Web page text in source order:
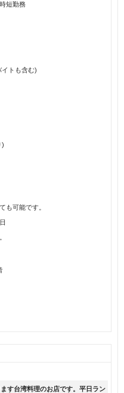
短勤務
トも含む)
)
も可能です。
す台湾料理のお店です。平日ラン